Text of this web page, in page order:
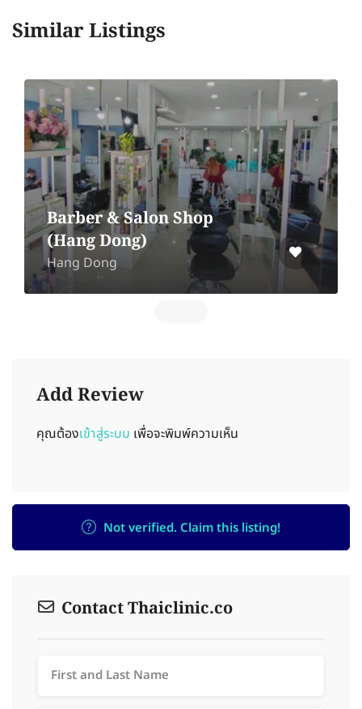
Similar Listings
Joy Hair Stylist
107 Nuea Khlong, Nuea Khlong
Add Review
คุณต้องเข้าสู่ระบบ เพื่อจะพิมพ์ความเห็น
Not verified. Claim this listing!
Contact Thaiclinic.co